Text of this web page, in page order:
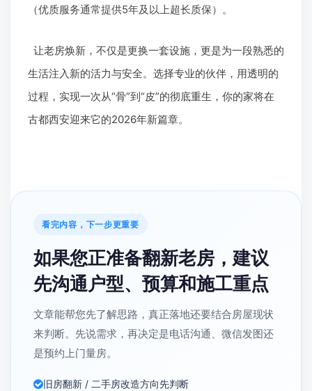
（优质服务通常提供5年及以上超长质保）。
让老房焕新，不仅是更换一套设施，更是为一段熟悉的
生活注入新的活力与安全。选择专业的伙伴，用透明的
过程，实现一次从“骨”到“皮”的彻底重生，你的家将在
古都西安迎来它的2026年新篇章。
看完内容，下一步更重要
如果您正准备翻新老房，建议
先沟通户型、预算和施工重点
文章能帮您先了解思路，真正落地还要结合房屋现状
来判断。先说需求，再决定是电话沟通、微信发图还
是预约上门量房。
旧房翻新 / 二手房改造方向先判断